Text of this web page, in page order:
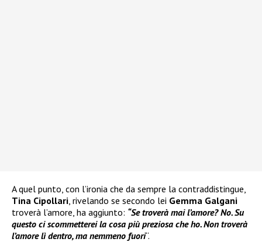
A quel punto, con l’ironia che da sempre la contraddistingue,
Tina Cipollari , rivelando se secondo lei Gemma Galgani
troverà l’amore, ha aggiunto: “Se troverà mai l’amore? No. Su
questo ci scommetterei la cosa più preziosa che ho. Non troverà
l’amore lì dentro, ma nemmeno fuori“.